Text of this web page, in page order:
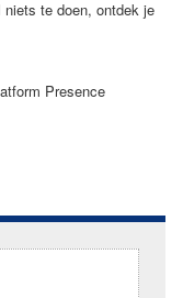
niets te doen, ontdek je
Presence